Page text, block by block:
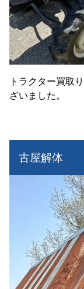
トラクター買取
ざいました。
古屋解体